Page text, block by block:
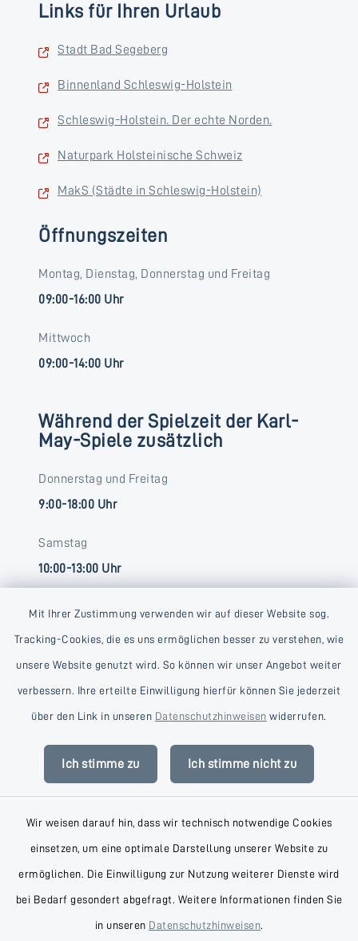
Mit Ihrer Zustimmung verwenden wir auf dieser Website sog.
Tracking-Cookies, die es uns ermöglichen besser zu verstehen, wie
unsere Website genutzt wird. So können wir unser Angebot weiter
verbessern. Ihre erteilte Einwilligung hierfür können Sie jederzeit
über den Link in unseren Datenschutzhinweisen widerrufen.
Ich stimme zu Ich stimme nicht zu
Wir weisen darauf hin, dass wir technisch notwendige Cookies
einsetzen, um eine optimale Darstellung unserer Website zu
ermöglichen. Die Einwilligung zur Nutzung weiterer Dienste wird
bei Bedarf gesondert abgefragt. Weitere Informationen finden Sie
in unseren Datenschutzhinweisen.
Links für Ihren Urlaub
Stadt Bad Segeberg
Binnenland Schleswig-Holstein
Schleswig-Holstein. Der echte Norden.
Naturpark Holsteinische Schweiz
MakS (Städte in Schleswig-Holstein)
Öffnungszeiten
Montag, Dienstag, Donnerstag und Freitag
09:00-16:00 Uhr
Mittwoch
09:00-14:00 Uhr
Während der Spielzeit der Karl-
May-Spiele zusätzlich
Donnerstag und Freitag
9:00-18:00 Uhr
Samstag
10:00-13:00 Uhr
Kontakt
Datenschutz
Impressum
Sitemap